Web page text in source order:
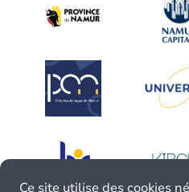
Ce site utilise des cookies